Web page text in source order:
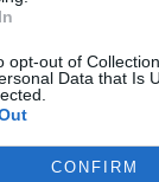
opt-out of
Data that Is
CONFIRM